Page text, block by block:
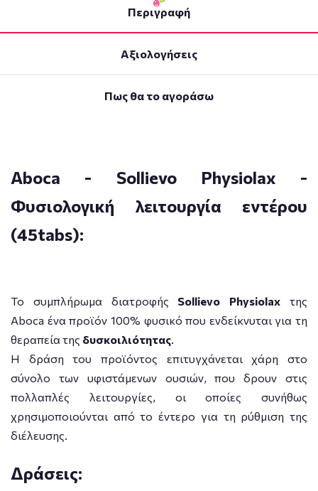
Περιγραφή
Αξιολογήσεις
Πως θα το αγοράσω
Aboca - Sollievo Physiolax -
Φυσιολογική λειτουργία εντέρου
(45tabs):
Το συμπλήρωμα διατροφής Sollievo Physiolax της
Aboca ένα προϊόν 100% φυσικό που ενδείκνυται για τη
θεραπεία της δυσκοιλιότητας
Η δράση του προϊόντος επιτυγχάνεται χάρη στο
σύνολο των υφιστάμενων ουσιών, που δρουν στις
πολλαπλές λειτουργίες, οι οποίες συνήθως
χρησιμοποιούνται από το έντερο για τη ρύθμιση της
διέλευσης.
Δράσεις: